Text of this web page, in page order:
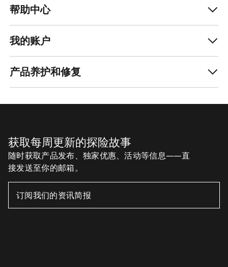
帮助中心
我的账户
产品养护和修复
获取每周更新的探险故事
随时获取产品发布、独家优惠、活动等信息——直
接发送至你的邮箱。